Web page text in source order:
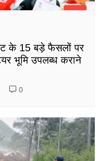
के 15 बड़े फैसलों पर
भूमि उपलब्ध कराने
0